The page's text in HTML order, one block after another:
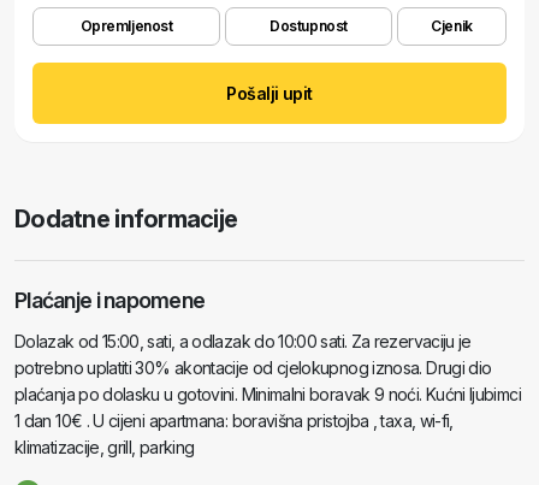
Opremljenost Dostupnost Cjenik
Pošalji upit
Dodatne informacije
Plaćanje i napomene
Dolazak od 15:00, sati, a odlazak do 10:00 sati. Za rezervaciju je
potrebno uplatiti 30% akontacije od cjelokupnog iznosa. Drugi dio
plaćanja po dolasku u gotovini. Minimalni boravak 9 noći. Kućni ljubimci
1 dan 10€ . U cijeni apartmana: boravišna pristojba , taxa, wi-fi,
klimatizacije, grill, parking